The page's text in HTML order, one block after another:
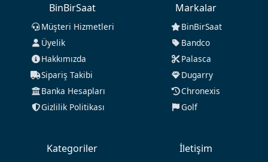
BinBirSaat
Müşteri Hizmetleri
Üyelik
Hakkımızda
Sipariş Takibi
Banka Hesapları
Gizlilik Politikası
Markalar
BinBirSaat
Bandco
Palasca
Dugarry
Chronexis
Golf
Kategoriler İletişim